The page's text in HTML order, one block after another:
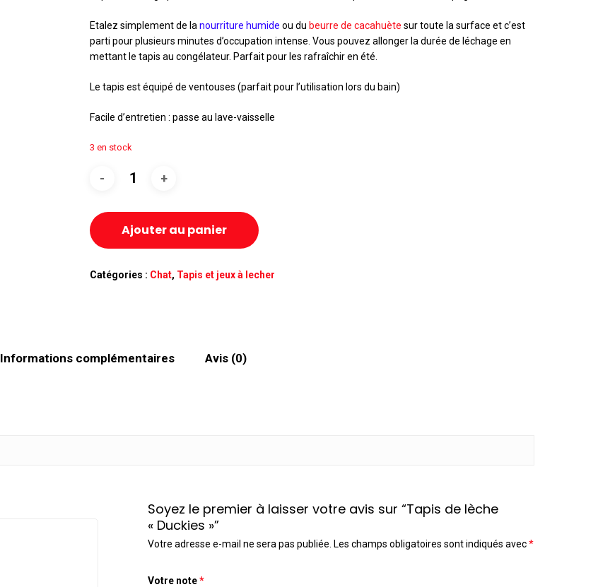
Etalez simplement de lanourriture humide ou du beurre de cacahuète sur toute la surface et c’est
parti pour plusieurs minutes d’occupation intense. Vous pouvez allonger la durée de léchage en
mettant le tapis au congélateur. Parfait pour les rafraîchir en été.
Le tapis est équipé de ventouses (parfait pour l’utilisation lors du bain)
Facile d’entretien : passe au lave-vaisselle
3 en stock
Ajouter au panier
Catégories : Chat, Tapis et jeux à lecher
Informations complémentaires Avis (0)
Soyez le premier à laisser votre avis sur “Tapis de lèche
« Duckies »”
Votre adresse e-mail ne sera pas publiée. Les champs obligatoires sont indiqués avec*
Votre note*